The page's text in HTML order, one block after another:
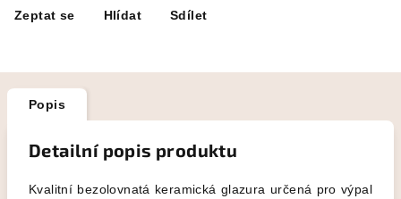
Zeptat se Hlídat Sdílet
Popis
Detailní popis produktu
Kvalitní bezolovnatá keramická glazura určená pro výpal